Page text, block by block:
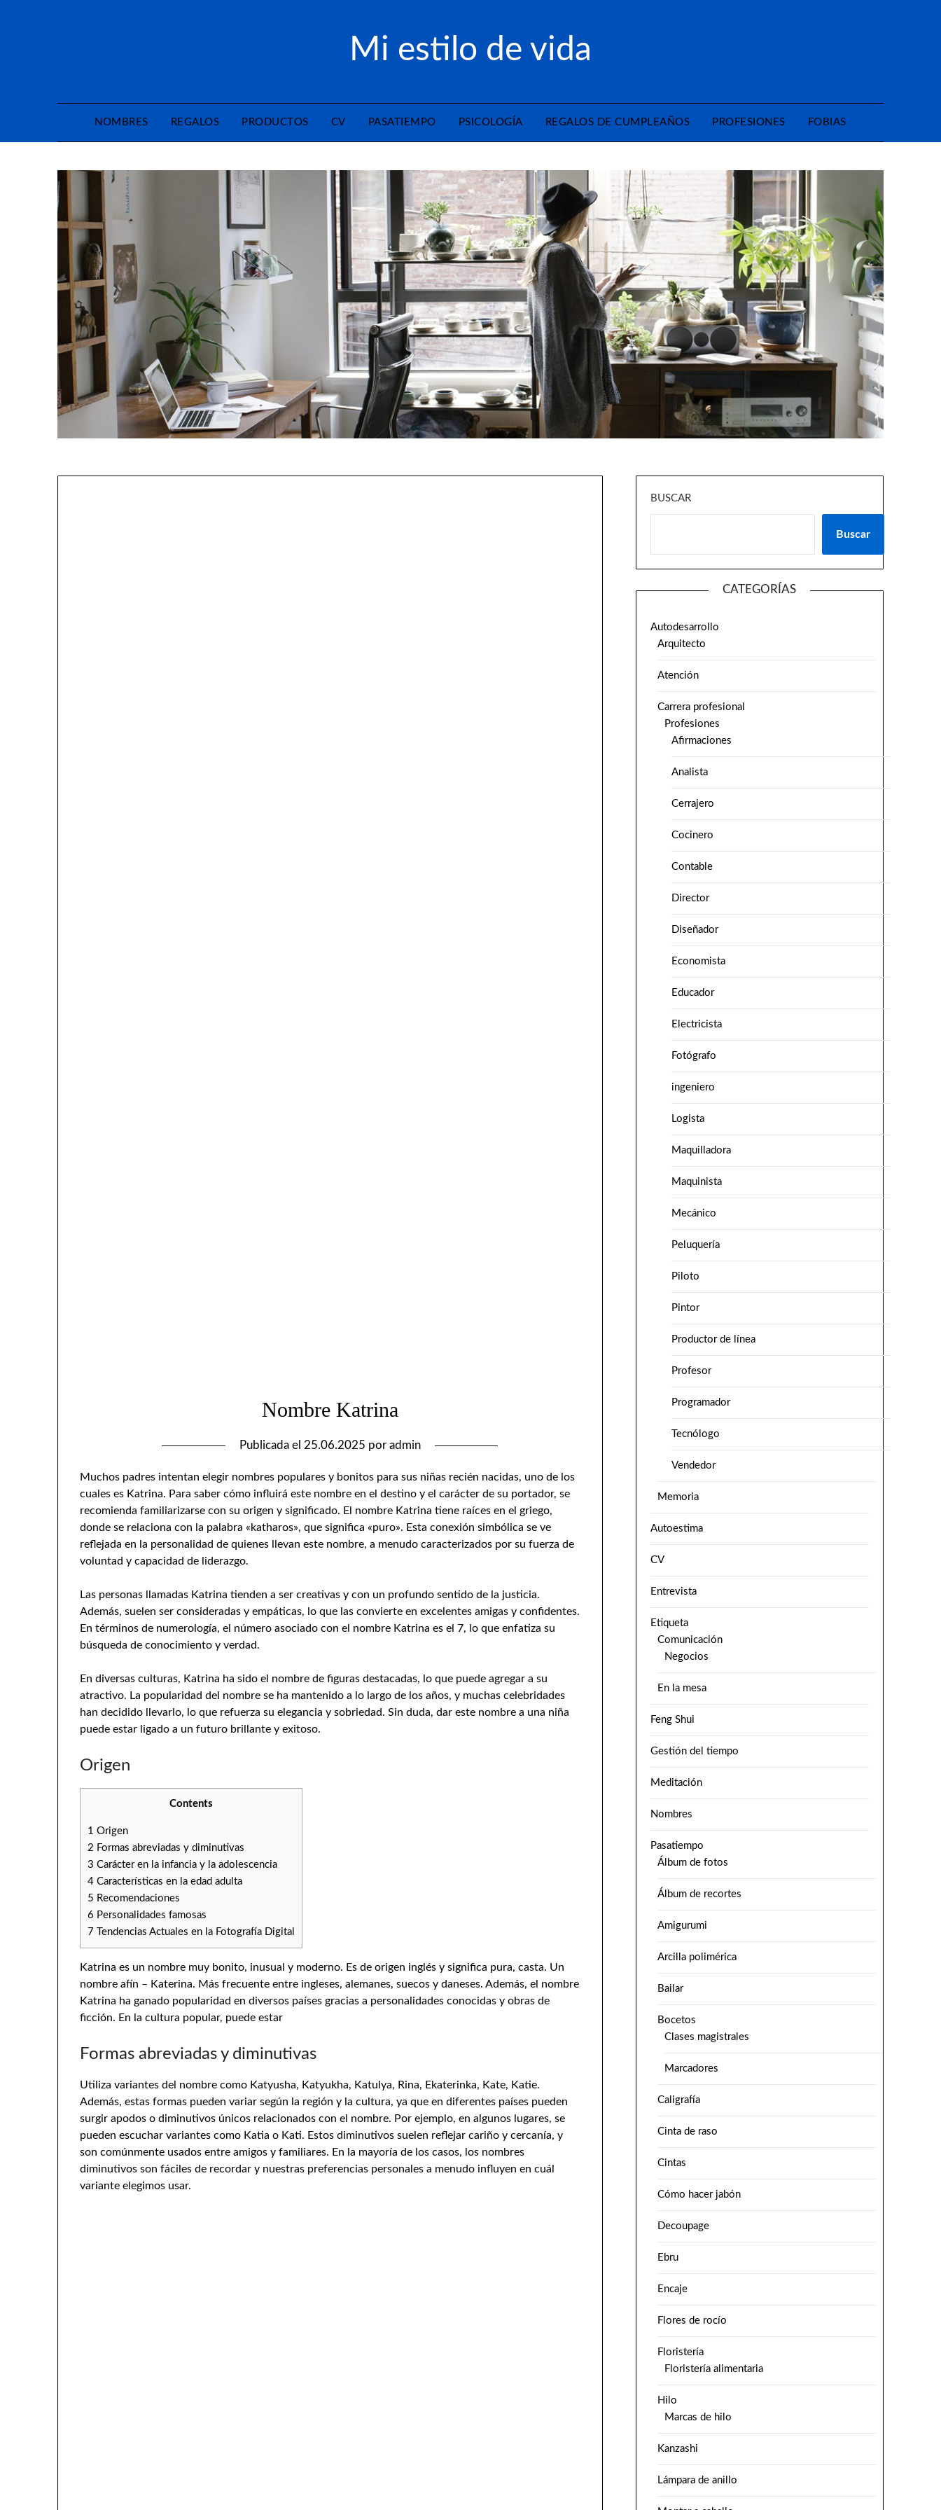
Mi estilo de vida
NOMBRES REGALOS PRODUCTOS CV PASATIEMPO PSICOLOGÍA REGALOS DE CUMPLEAÑOS PROFESIONES FOBIAS
Nombre Katrina
Publicada el 25.06.2025 por admin
Muchos padres intentan elegir nombres populares y bonitos para sus niñas recién nacidas, uno de los
cuales es Katrina. Para saber cómo influirá este nombre en el destino y el carácter de su portador, se
recomienda familiarizarse con su origen y significado. El nombre Katrina tiene raíces en el griego,
donde se relaciona con la palabra «katharos», que significa «puro». Esta conexión simbólica se ve
reflejada en la personalidad de quienes llevan este nombre, a menudo caracterizados por su fuerza de
voluntad y capacidad de liderazgo.
Las personas llamadas Katrina tienden a ser creativas y con un profundo sentido de la justicia.
Además, suelen ser consideradas y empáticas, lo que las convierte en excelentes amigas y confidentes.
En términos de numerología, el número asociado con el nombre Katrina es el 7, lo que enfatiza su
búsqueda de conocimiento y verdad.
En diversas culturas, Katrina ha sido el nombre de figuras destacadas, lo que puede agregar a su
atractivo. La popularidad del nombre se ha mantenido a lo largo de los años, y muchas celebridades
han decidido llevarlo, lo que refuerza su elegancia y sobriedad. Sin duda, dar este nombre a una niña
puede estar ligado a un futuro brillante y exitoso.
Origen
Contents
1 Origen
2 Formas abreviadas y diminutivas
3 Carácter en la infancia y la adolescencia
4 Características en la edad adulta
5 Recomendaciones
6 Personalidades famosas
7 Tendencias Actuales en la Fotografía Digital
Katrina es un nombre muy bonito, inusual y moderno. Es de origen inglés y significa pura, casta. Un
nombre afín – Katerina. Más frecuente entre ingleses, alemanes, suecos y daneses. Además, el nombre
Katrina ha ganado popularidad en diversos países gracias a personalidades conocidas y obras de
ficción. En la cultura popular, puede estar
Formas abreviadas y diminutivas
Utiliza variantes del nombre como Katyusha, Katyukha, Katulya, Rina, Ekaterinka, Kate, Katie.
Además, estas formas pueden variar según la región y la cultura, ya que en diferentes países pueden
surgir apodos o diminutivos únicos relacionados con el nombre. Por ejemplo, en algunos lugares, se
pueden escuchar variantes como Katia o Kati. Estos diminutivos suelen reflejar cariño y cercanía, y
son comúnmente usados entre amigos y familiares. En la mayoría de los casos, los nombres
diminutivos son fáciles de recordar y nuestras preferencias personales a menudo influyen en cuál
variante elegimos usar.
BUSCAR
Buscar
CATEGORÍAS
Autodesarrollo
Arquitecto
Atención
Carrera profesional
Profesiones
Afirmaciones
Analista
Cerrajero
Cocinero
Contable
Director
Diseñador
Economista
Educador
Electricista
Fotógrafo
ingeniero
Logista
Maquilladora
Maquinista
Mecánico
Peluquería
Piloto
Pintor
Productor de línea
Profesor
Programador
Tecnólogo
Vendedor
Memoria
Autoestima
CV
Entrevista
Etiqueta
Comunicación
Negocios
En la mesa
Feng Shui
Gestión del tiempo
Meditación
Nombres
Pasatiempo
Álbum de fotos
Álbum de recortes
Amigurumi
Arcilla polimérica
Bailar
Bocetos
Clases magistrales
Marcadores
Caligrafía
Cinta de raso
Cintas
Cómo hacer jabón
Decoupage
Ebru
Encaje
Flores de rocío
Floristería
Floristería alimentaria
Hilo
Marcas de hilo
Kanzashi
Lámpara de anillo